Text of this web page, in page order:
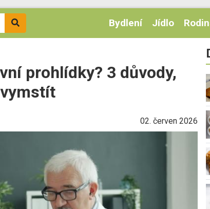
Bydlení Jídlo
prohlídky? 3 důvody,
02. červen 2026